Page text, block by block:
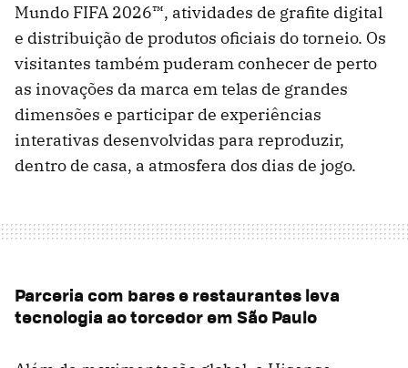
Mundo FIFA 2026™, atividades de grafite digital
e distribuição de produtos oficiais do torneio. Os
visitantes também puderam conhecer de perto
as inovações da marca em telas de grandes
dimensões e participar de experiências
interativas desenvolvidas para reproduzir,
dentro de casa, a atmosfera dos dias de jogo.
Parceria com bares e restaurantes leva
tecnologia ao torcedor em São Paulo